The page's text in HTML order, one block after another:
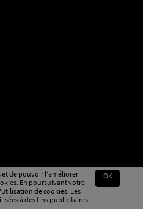
de pouvoir l'améliorer
En poursuivant votre
de cookies. Les
à des fins publicitaires.
OK